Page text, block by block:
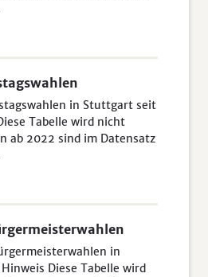
in Stuttgart seit
Tabelle wird nicht
ab 2022 sind im Datensatz
in
Diese Tabelle wird